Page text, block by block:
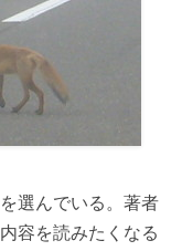
選んでいる。著者
容を読みたくなる